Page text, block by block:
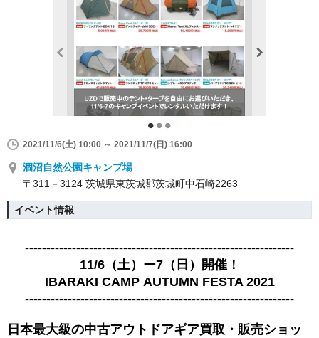
2021/11/6(土) 10:00 ～ 2021/11/7(日) 16:00
涸沼自然公園キャンプ場
〒311－3124 茨城県東茨城郡茨城町中石崎2263
イベント情報
---------------------------------------------------------------
11/6（土）ー7（日）開催！
IBARAKI CAMP AUTUMN FESTA 2021
---------------------------------------------------------------
日本最大級の中古アウトドアギア買取・販売ショッ